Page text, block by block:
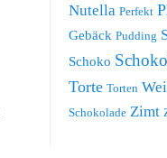
Nutella Perfekt
Gebäck Pudding
Schoko
Torte Torten
Schokolade Zimt